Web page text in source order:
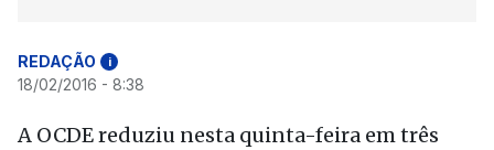
REDAÇÃO i
18/02/2016 - 8:38
A OCDE reduziu nesta quinta-feira em três